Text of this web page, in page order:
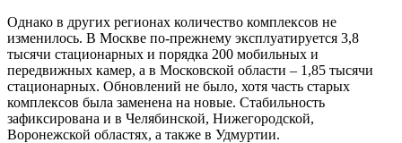
Однако в других регионах количество комплексов не
изменилось. В Москве по-прежнему эксплуатируется 3,8
тысячи стационарных и порядка 200 мобильных и
передвижных камер, а в Московской области – 1,85 тысячи
стационарных. Обновлений не было, хотя часть старых
комплексов была заменена на новые. Стабильность
зафиксирована и в Челябинской, Нижегородской,
Воронежской областях, а также в Удмуртии.